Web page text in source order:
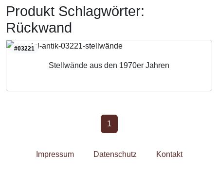
Produkt Schlagwörter:
Rückwand
#03221
Stellwände aus den 1970er Jahren
1
Impressum Datenschutz Kontakt